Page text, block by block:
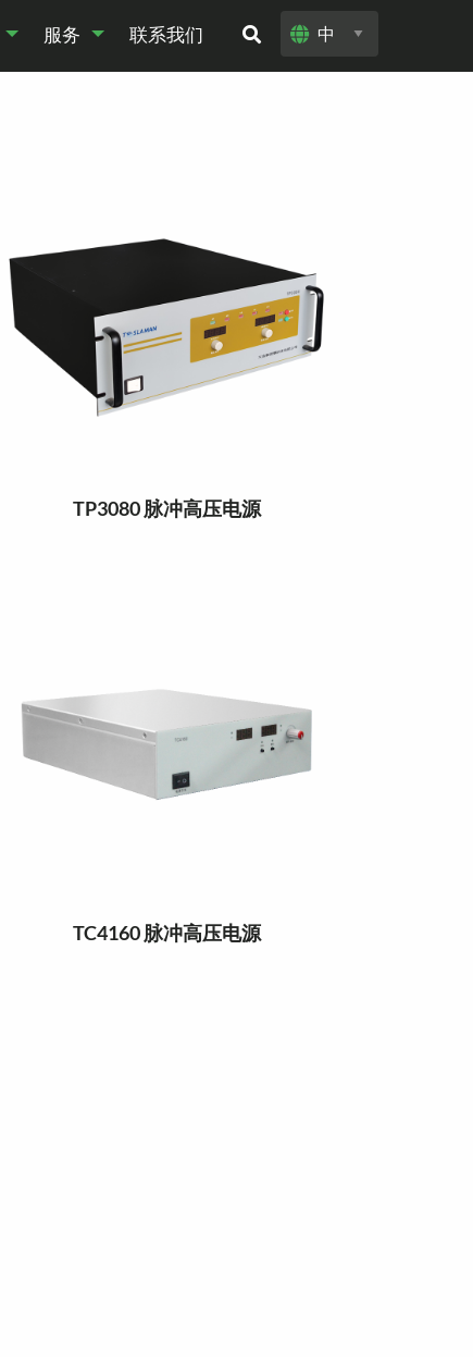
服务 联系我们
TP3080 脉冲高压电源
TC4160 脉冲高压电源